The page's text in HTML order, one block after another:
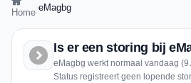
Home eMagbg
Is er een storing bij
eMagbg werkt normaal vandaag
Status registreert geen lopende